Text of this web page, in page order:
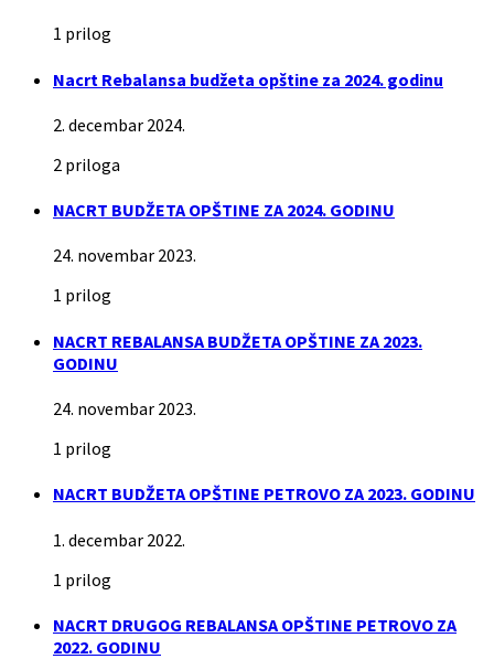
1 prilog
Nacrt Rebalansa budžeta opštine za 2024. godinu
2. decembar 2024.
2 priloga
NACRT BUDŽETA OPŠTINE ZA 2024. GODINU
24. novembar 2023.
1 prilog
NACRT REBALANSA BUDŽETA OPŠTINE ZA 2023.
GODINU
24. novembar 2023.
1 prilog
NACRT BUDŽETA OPŠTINE PETROVO ZA 2023. GODINU
1. decembar 2022.
1 prilog
NACRT DRUGOG REBALANSA OPŠTINE PETROVO ZA
2022. GODINU